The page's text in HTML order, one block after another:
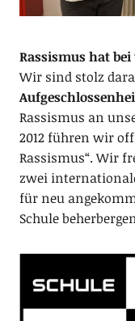
Rassismus hat
Wir sind stolz
Rassismus an
2012 führen wir
Rassismus“. Wir
zwei
für neu
Schule